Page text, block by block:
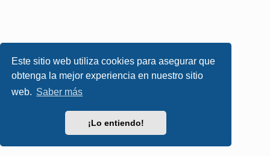
Este sitio web utiliza cookies para asegurar que
obtenga la mejor experiencia en nuestro sitio
web. Saber más
¡Lo entiendo!